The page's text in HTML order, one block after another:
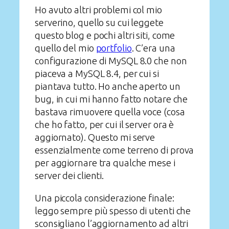
Ho avuto altri problemi col mio
serverino, quello su cui leggete
questo blog e pochi altri siti, come
quello del mio portfolio. C’era una
configurazione di MySQL 8.0 che non
piaceva a MySQL 8.4, per cui si
piantava tutto. Ho anche aperto un
bug, in cui mi hanno fatto notare che
bastava rimuovere quella voce (cosa
che ho fatto, per cui il server ora è
aggiornato). Questo mi serve
essenzialmente come terreno di prova
per aggiornare tra qualche mese i
server dei clienti.
Una piccola considerazione finale:
leggo sempre più spesso di utenti che
sconsigliano l’aggiornamento ad altri